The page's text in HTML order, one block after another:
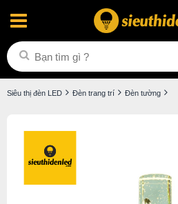
Siêu thị đèn LED Đèn trang trí Đèn tường